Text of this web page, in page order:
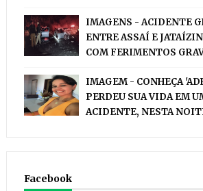
IMAGENS - ACIDENTE
ENTRE ASSAÍ E
COM FERIMENTOS
IMAGEM - CONHEÇA
PERDEU SUA VIDA EM
ACIDENTE, NESTA
Facebook